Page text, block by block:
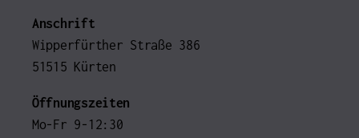
Anschrift
Wipperfürther Straße 386
51515 Kürten
Öffnungszeiten
Mo-Fr 9-12:30